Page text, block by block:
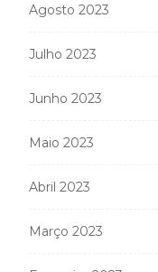
Ministério
apartamentos...
Agosto 2023
Julho 2023
Junho 2023
Maio 2023
Abril 2023
Março 2023